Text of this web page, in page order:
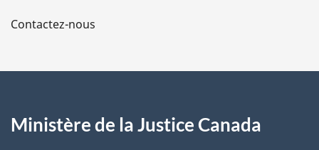
a
e
Contactez-nous
Ministère de la Justice Canada